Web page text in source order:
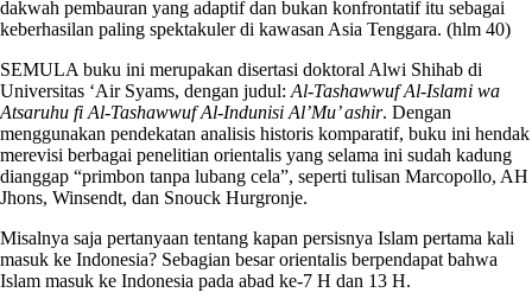
dakwah pembauran yang adaptif dan bukan konfrontatif itu sebagai
keberhasilan paling spektakuler di kawasan Asia Tenggara. (hlm 40)
SEMULA buku ini merupakan disertasi doktoral Alwi Shihab di
Universitas ‘Air Syams, dengan judul: Al-Tashawwuf Al-Islami wa
Atsaruhu fi Al-Tashawwuf Al-Indunisi Al’Mu’ ashir. Dengan
menggunakan pendekatan analisis historis komparatif, buku ini hendak
merevisi berbagai penelitian orientalis yang selama ini sudah kadung
dianggap “primbon tanpa lubang cela”, seperti tulisan Marcopollo, AH
Jhons, Winsendt, dan Snouck Hurgronje.
Misalnya saja pertanyaan tentang kapan persisnya Islam pertama kali
masuk ke Indonesia? Sebagian besar orientalis berpendapat bahwa
Islam masuk ke Indonesia pada abad ke-7 H dan 13 H.